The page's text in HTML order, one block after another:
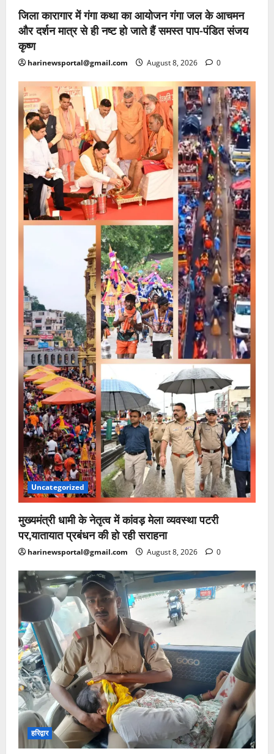
जिला कारागार में गंगा कथा का आयोजन गंगा जल के आचमन
और दर्शन मात्र से ही नष्ट हो जाते हैं समस्त पाप-पंडित संजय
कृष्ण
harinewsportal@gmail.com August 8, 2026 0
Uncategorized
मुख्यमंत्री धामी के नेतृत्व में कांवड़ मेला व्यवस्था पटरी
पर,यातायात प्रबंधन की हो रही सराहना
harinewsportal@gmail.com August 8, 2026 0
हरिद्वार